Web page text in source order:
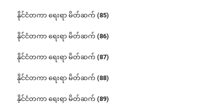
နိုင်ငံတကာ ရေးရာ မိတ်ဆက် (85)
နိုင်ငံတကာ ရေးရာ မိတ်ဆက် (86)
နိုင်ငံတကာ ရေးရာ မိတ်ဆက် (87)
နိုင်ငံတကာ ရေးရာ မိတ်ဆက် (88)
နိုင်ငံတကာ ရေးရာ မိတ်ဆက် (89)